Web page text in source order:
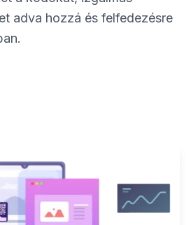
adva hozzá és felfedezésre